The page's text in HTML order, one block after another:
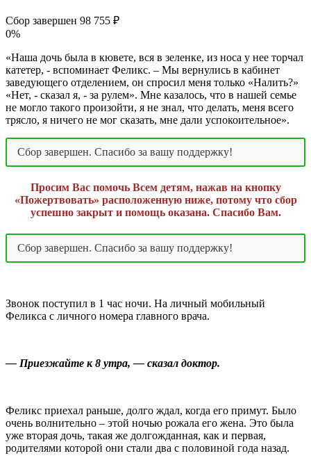
Сбор завершен 98 755 ₽
0%
«Наша дочь была в кювете, вся в зеленке, из носа у нее торчал
катетер, - вспоминает Феликс. – Мы вернулись в кабинет
заведующего отделением, он спросил меня только «Налить?»
«Нет, - сказал я, - за рулем». Мне казалось, что в нашей семье
не могло такого произойти, я не знал, что делать, меня всего
трясло, я ничего не мог сказать, мне дали успокоительное».
Сбор завершен. Спасибо за вашу поддержку!
Просим Вас помочь Всем детям, нажав на кнопку
«Пожертвовать» расположенную ниже, потому что сбор
успешно закрыт и помощь оказана. Спасибо Вам.
Сбор завершен. Спасибо за вашу поддержку!
Звонок поступил в 1 час ночи. На личный мобильный
Феликса с личного номера главного врача.
— Приезжайте к 8 утра, — сказал доктор.
Феликс приехал раньше, долго ждал, когда его примут. Было
очень волнительно – этой ночью рожала его жена. Это была
уже вторая дочь, такая же долгожданная, как и первая,
родителями которой они стали два с половиной года назад.